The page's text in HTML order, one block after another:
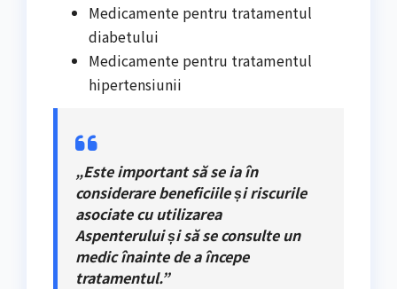
Medicamente pentru tratamentul
diabetului
Medicamente pentru tratamentul
hipertensiunii
„Este important să se ia în
considerare beneficiile și riscurile
asociate cu utilizarea
Aspenterului și să se consulte un
medic înainte de a începe
tratamentul.”